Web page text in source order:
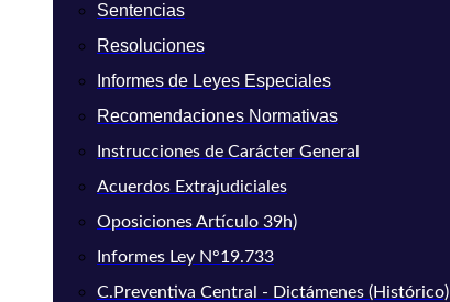
Sentencias
Resoluciones
Informes de Leyes Especiales
Recomendaciones Normativas
Instrucciones de Carácter General
Acuerdos Extrajudiciales
Oposiciones Artículo 39h)
Informes Ley N°19.733
C.Preventiva Central - Dictámenes (Histórico)